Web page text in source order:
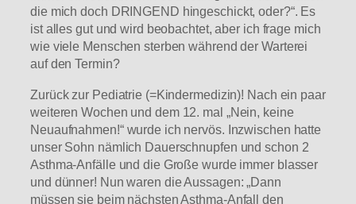
die mich doch DRINGEND hingeschickt, oder?“. Es
ist alles gut und wird beobachtet, aber ich frage mich
wie viele Menschen sterben während der Warterei
auf den Termin?
Zurück zur Pediatrie (=Kindermedizin)! Nach ein paar
weiteren Wochen und dem 12. mal „Nein, keine
Neuaufnahmen!“ wurde ich nervös. Inzwischen hatte
unser Sohn nämlich Dauerschnupfen und schon 2
Asthma-Anfälle und die Große wurde immer blasser
und dünner! Nun waren die Aussagen: „Dann
müssen sie beim nächsten Asthma-Anfall den